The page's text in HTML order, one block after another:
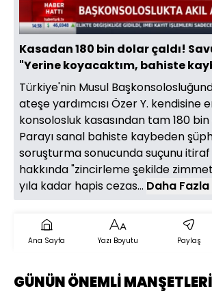
Sesi
Aç
23.77%
Kasadan 180 bin dolar çaldı!
"Yerine koyacaktım, bahiste
Türkiye'nin Musul
ateşe yardımcısı Özer Y. kendisine
konsolosluk kasasından tam 180 bin
Parayı sanal bahiste kaybeden
soruşturma sonucunda suçunu
hakkında "zincirleme şekilde
yıla kadar hapis cezas... Daha
Ana Sayfa Yazı Boyutu Paylaş
GÜNÜN ÖNEMLİ MANŞETLERİ